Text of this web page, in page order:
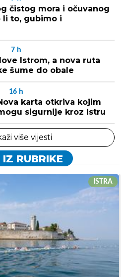
čistog mora i očuvanog
li to, gubimo i
7 h
Istrom, a nova ruta
šume do obale
16 h
karta otkriva kojim
sigurnije kroz Istru
više vijesti
IZ RUBRIKE
ISTRA